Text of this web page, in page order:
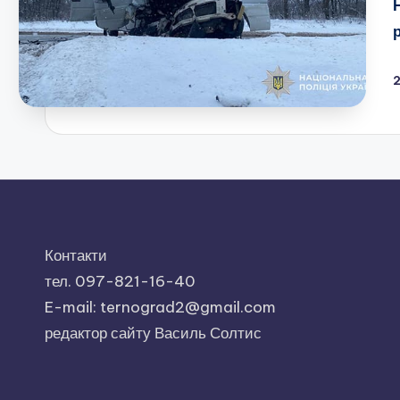
Контакти
тел. 097-821-16-40
E-mail: ternograd2@gmail.com
редактор сайту Василь Солтис